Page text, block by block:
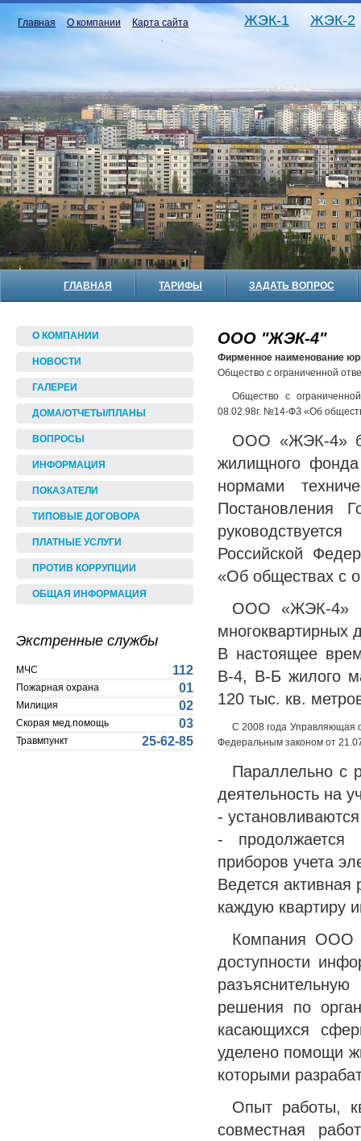
Главная О компании Карта сайта ЖЭК-1 ЖЭК-2
ГЛАВНАЯ ТАРИФЫ ЗАДАТЬ ВОПРОС
О КОМПАНИИ
НОВОСТИ
ГАЛЕРЕИ
ДОМА/ОТЧЕТЫ/ПЛАНЫ
ВОПРОСЫ
ИНФОРМАЦИЯ
ПОКАЗАТЕЛИ
ТИПОВЫЕ ДОГОВОРА
ПЛАТНЫЕ УСЛУГИ
ПРОТИВ КОРРУПЦИИ
ОБЩАЯ ИНФОРМАЦИЯ
Экстренные службы
МЧС 112
Пожарная охрана 01
Милиция 02
Скорая мед.помощь 03
Травмпункт 25-62-85
ООО "ЖЭК-4"
Фирменное наименование
Общество с ограниченной
Общество с
08.02.98г. №14-ФЗ «Об
ООО «ЖЭК-4»
жилищного
нормами
Постановления
Российской
«Об обществах с
ООО «ЖЭК-4»
многоквартирных
В настоящее
В-4, В-Б жилого
120 тыс. кв.
С 2008 года Управляющая
Федеральным законом от
Параллельно с
деятельность на
-
- продолжается
приборов учета
Ведется активная
каждую квартиру
Компания ООО
доступности
решения по
касающихся
уделено помощи
которыми
Опыт работы,
совместная